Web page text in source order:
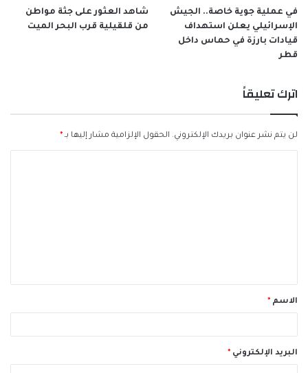
في عملية جوية خاصة.. الجيش
الإسرائيلي يعلن استهداف
قيادات بارزة في حماس داخل
قطر
شاهد العثور على جثة مواطن
من قلقيلية قرب البحر الميت
اترك تعليقاً
لن يتم نشر عنوان بريدك الإلكتروني. الحقول الإلزامية مشار إليها بـ *
ق
*الاسم *
البريد الإلكتروني *